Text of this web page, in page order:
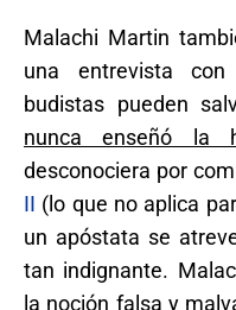
Malachi Martin
una entrevista
budistas pueden
nunca enseñó la
desconociera por
II (lo que no aplica
un apóstata se
tan indignante.
la noción falsa y